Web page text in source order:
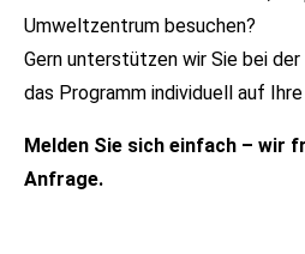
Umweltzentrum besuchen?
Gern unterstützen wir Sie bei
das Programm individuell auf Ihre
Melden Sie sich einfach – wir
Anfrage.